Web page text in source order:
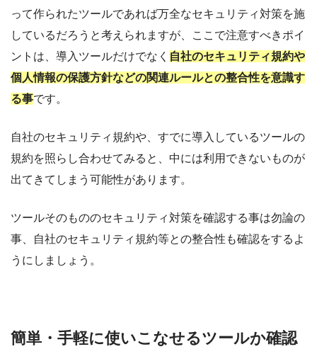
って作られたツールであれば万全なセキュリティ対策を施
しているだろうと考えられますが、ここで注意すべきポイ
ントは、導入ツールだけでなく 自社のセキュリティ規約や
個人情報の保護方針などの関連ルールとの整合性を意識す
る事です。
自社のセキュリティ規約や、すでに導入しているツールの
規約を照らし合わせてみると、中には利用できないものが
出てきてしまう可能性があります。
ツールそのもののセキュリティ対策を確認する事は勿論の
事、自社のセキュリティ規約等との整合性も確認をするよ
うにしましょう。
簡単・手軽に使いこなせるツールか確認